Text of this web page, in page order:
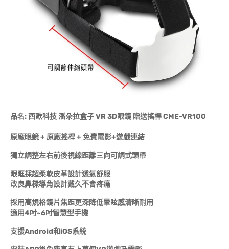
品名: 西歐科技 潘朵拉盒子 VR 3D眼鏡 贈送搖桿 CME-VR100
原廠眼鏡 + 原廠搖桿 + 免費電影+遊戲連結
獨立調整左右前後視線距離三向可調式頭帶
眼眶採超柔軟皮革設計透氣舒服
改良鼻樑導角設計戴久不會疼痛
採用高規格鏡片焦距更深降低暈眩感清晰耐用
適用4吋~6吋智慧型手機
支援Android和iOS系統